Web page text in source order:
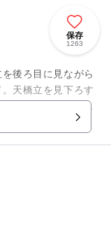
保存
1263
後ろ目に見ながら
天橋立を見下ろす
す。ここからの眺